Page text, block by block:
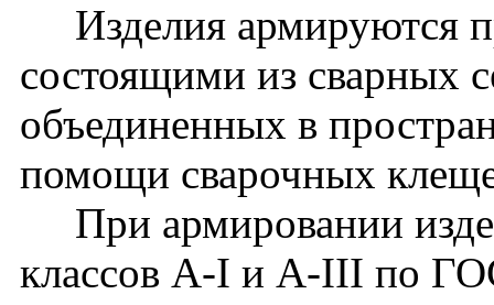
Изделия армируются
состоящими из сварных
объединенных в
помощи сварочных
При армировании
классов А-I и А-III по